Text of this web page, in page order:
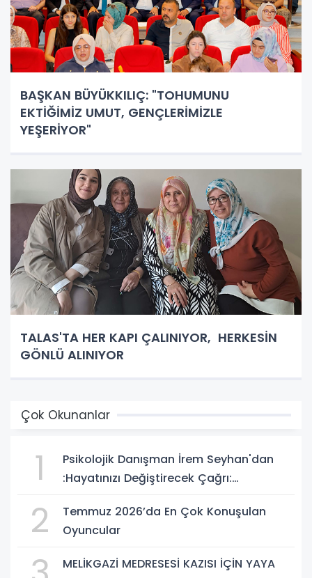
BAŞKAN BÜYÜKKILIÇ: "TOHUMUNU
EKTİĞİMİZ UMUT, GENÇLERİMİZLE
YEŞERİYOR"
TALAS'TA HER KAPI ÇALINIYOR, HERKESİN
GÖNLÜ ALINIYOR
Çok Okunanlar
1
Psikolojik Danışman İrem Seyhan'dan
:Hayatınızı Değiştirecek Çağrı:
Atın!
2
Temmuz 2026’da En Çok Konuşulan
Oyuncular
MELİKGAZİ MEDRESESİ KAZISI İÇİN YAYA